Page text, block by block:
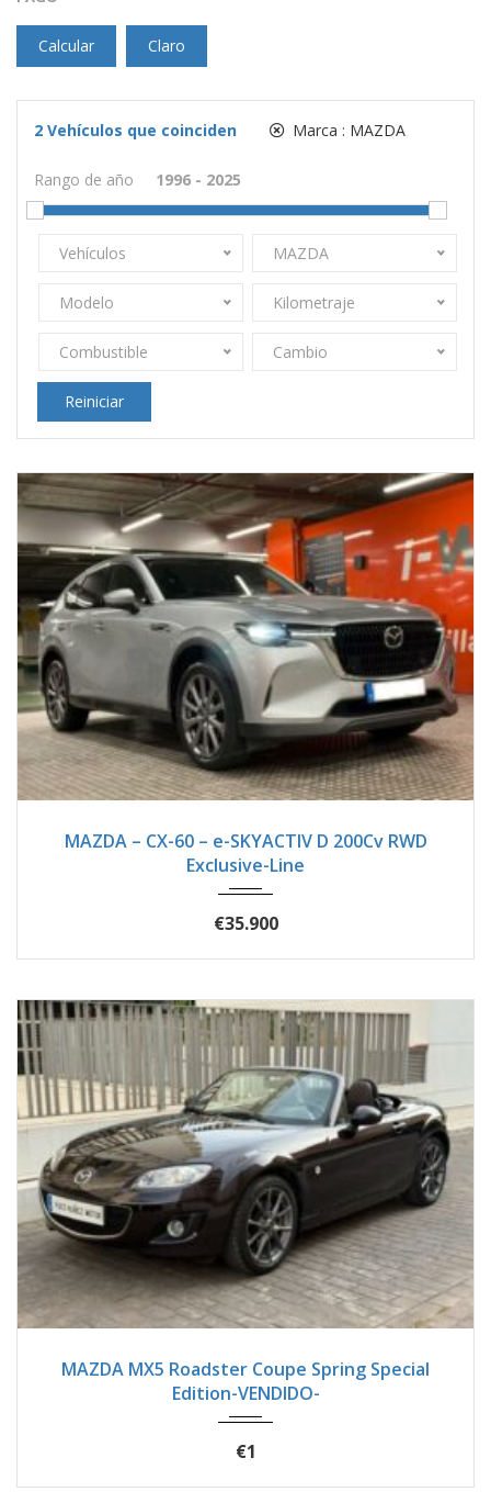
Calcular Claro
2 Vehículos que coinciden Marca : MAZDA
Rango de año
Vehículos MAZDA
Modelo Kilometraje
Combustible Cambio
Reiniciar
MAZDA – CX-60 – e-SKYACTIV D 200Cv RWD
Exclusive-Line
€35.900
MAZDA MX5 Roadster Coupe Spring Special
Edition-VENDIDO-
€1